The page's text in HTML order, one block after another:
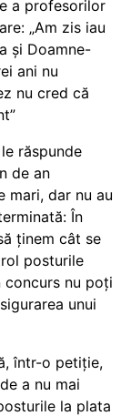
a profesorilor
„Am zis iau
și Doamne-
ani nu
nu cred că
răspunde
de an
mari, dar nu au
În
ținem cât se
posturile
nu poți
unui
într-o petiție,
a nu mai
la plata